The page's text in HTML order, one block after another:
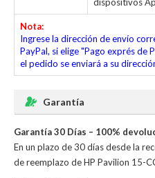
Nota:
Ingrese la dirección de envío
PayPal, si elige "Pago exprés de
el pedido se enviará a su
Garantía
Garantía 30 Días – 100%
En un plazo de 30 días desde la
de reemplazo de HP Pavilion 15-